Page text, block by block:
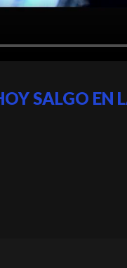
SALGO EN